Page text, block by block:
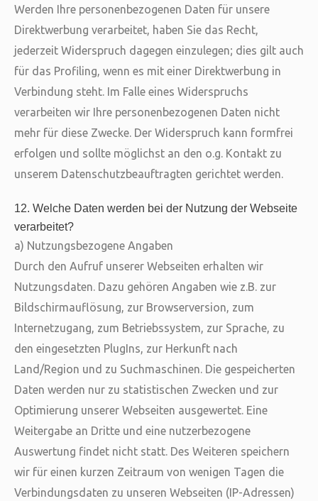
Werden Ihre personenbezogenen Daten für unsere
Direktwerbung verarbeitet, haben Sie das Recht,
jederzeit Widerspruch dagegen einzulegen; dies gilt auch
für das Profiling, wenn es mit einer Direktwerbung in
Verbindung steht. Im Falle eines Widerspruchs
verarbeiten wir Ihre personenbezogenen Daten nicht
mehr für diese Zwecke. Der Widerspruch kann formfrei
erfolgen und sollte möglichst an den o.g. Kontakt zu
unserem Datenschutzbeauftragten gerichtet werden.
12. Welche Daten werden bei der Nutzung der Webseite
verarbeitet?
a) Nutzungsbezogene Angaben
Durch den Aufruf unserer Webseiten erhalten wir
Nutzungsdaten. Dazu gehören Angaben wie z.B. zur
Bildschirmauflösung, zur Browserversion, zum
Internetzugang, zum Betriebssystem, zur Sprache, zu
den eingesetzten PlugIns, zur Herkunft nach
Land/Region und zu Suchmaschinen. Die gespeicherten
Daten werden nur zu statistischen Zwecken und zur
Optimierung unserer Webseiten ausgewertet. Eine
Weitergabe an Dritte und eine nutzerbezogene
Auswertung findet nicht statt. Des Weiteren speichern
wir für einen kurzen Zeitraum von wenigen Tagen die
Verbindungsdaten zu unseren Webseiten (IP-Adressen)